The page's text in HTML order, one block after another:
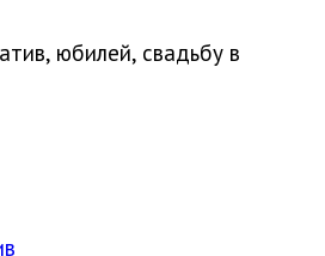
юбилей, свадьбу в